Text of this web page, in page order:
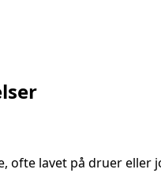
lavet på druer